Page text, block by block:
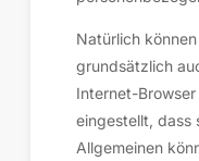
Natürlich
grundsätzlich
Internet-
eingestellt, dass
Allgemeinen